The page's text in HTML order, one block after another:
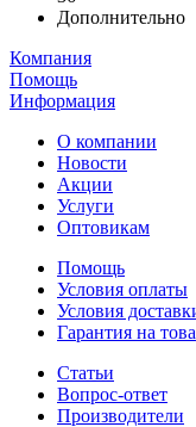
Дополнительно
Компания
Помощь
Информация
О компании
Новости
Акции
Услуги
Оптовикам
Помощь
Условия оплаты
Условия
Гарантия на
Статьи
Вопрос-ответ
Производители